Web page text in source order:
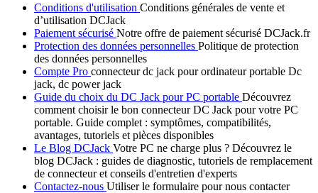
Conditions d'utilisation Conditions générales de vente et
d’utilisation DCJack
Paiement sécurisé Notre offre de paiement sécurisé DCJack.fr
Protection des données personnelles Politique de protection
des données personnelles
Compte Pro connecteur dc jack pour ordinateur portable Dc
jack, dc power jack
Guide du choix du DC Jack pour PC portable Découvrez
comment choisir le bon connecteur DC Jack pour votre PC
portable. Guide complet : symptômes, compatibilités,
avantages, tutoriels et pièces disponibles
Le Blog DCJack Votre PC ne charge plus ? Découvrez le
blog DCJack : guides de diagnostic, tutoriels de remplacement
de connecteur et conseils d'entretien d'experts
Contactez-nous Utiliser le formulaire pour nous contacter